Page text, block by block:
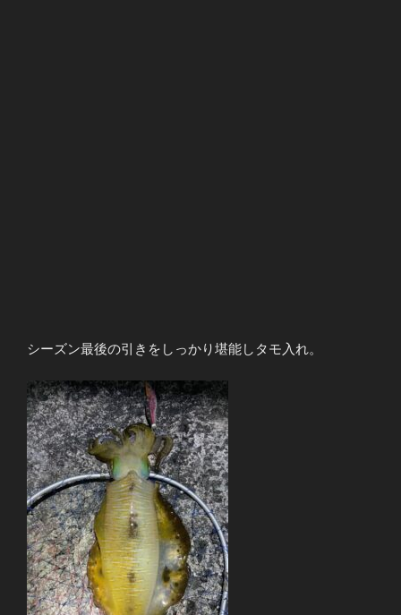
シーズン最後の引きをしっかり堪能しタモ入れ。